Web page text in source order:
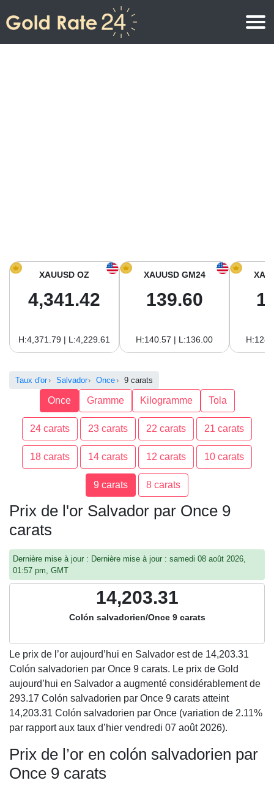
Prix de l’or aujourd’hui en Amérique du Sud
XAUUSD OZ
4,341.42
H:4,371.79 | L:4,229.61
XAUUSD GM24
139.60
H:140.57 | L:136.00
Taux d'or Salvador Once 9 carats
Once Gramme Kilogramme Tola
24 carats 23 carats 22 carats 21 carats
18 carats 14 carats 12 carats 10 carats
9 carats 8 carats
Prix de l'or Salvador par Once 9
carats
Dernière mise à jour : Dernière mise à jour : samedi 08 août 2026,
01:57 pm, GMT
14,203.31
Colón salvadorien/Once 9 carats
Le prix de l’or aujourd’hui en Salvador est de 14,203.31
Colón salvadorien par Once 9 carats. Le prix de Gold
aujourd’hui en Salvador a augmenté considérablement de
293.17 Colón salvadorien par Once 9 carats atteint
14,203.31 Colón salvadorien par Once (variation de 2.11%
par rapport aux taux d’hier vendredi 07 août 2026).
Prix de l’or en colón salvadorien par
Once 9 carats